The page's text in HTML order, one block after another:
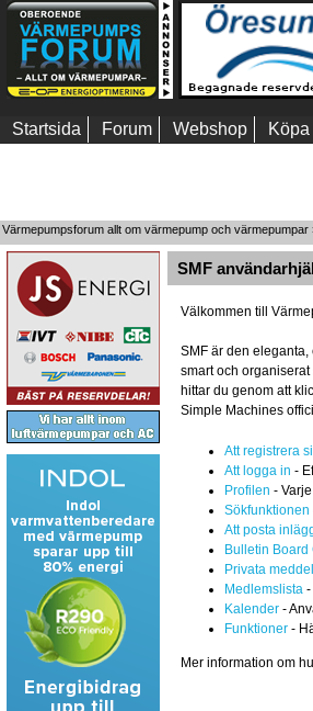
Startsida Forum Webshop
Värmepumpsforum allt om värmepump och värmepumpar
SMF
Välkommen till
SMF är den
smart och
hittar du genom att
Simple Machines
Att registrera
Att logga in -
Profilen -
Sökfunktionen
Att posta
Bulletin
Privata
Medlemslista -
Kalender -
Funktioner -
Mer information om